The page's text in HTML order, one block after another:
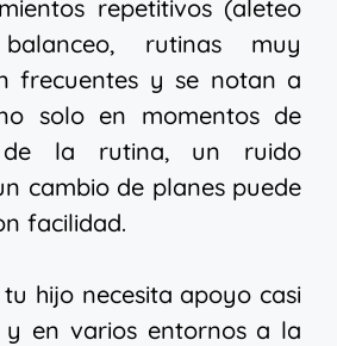
repetitivos (aleteo
rutinas muy
frecuentes y se notan a
solo en momentos de
de la rutina, un ruido
cambio de planes puede
facilidad.
hijo necesita apoyo casi
y en varios entornos a la